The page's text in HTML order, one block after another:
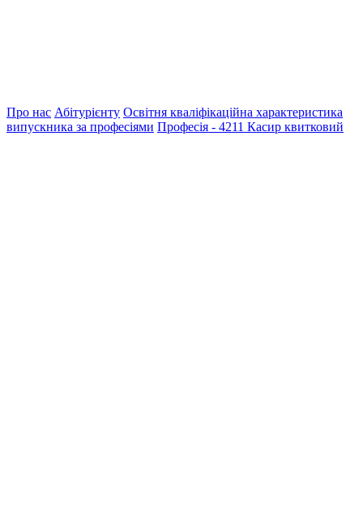
Про нас Абітурієнту Освітня кваліфікаційна характеристика
випускника за професіями Професія - 4211 Касир квитковий